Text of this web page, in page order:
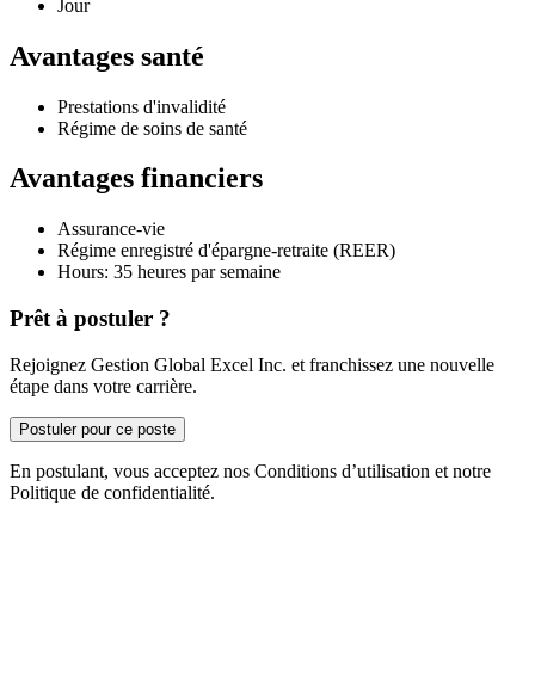
Jour
Avantages santé
Prestations d'invalidité
Régime de soins de santé
Avantages financiers
Assurance-vie
Régime enregistré d'épargne-retraite (REER)
Hours: 35 heures par semaine
Prêt à postuler ?
Rejoignez Gestion Global Excel Inc. et franchissez une nouvelle
étape dans votre carrière.
Postuler pour ce poste
En postulant, vous acceptez nos Conditions d’utilisation et notre
Politique de confidentialité.